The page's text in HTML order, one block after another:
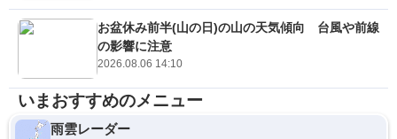
お盆休み前半(山の日)の山の天気傾向 台風や前線
の影響に注意
2026.08.06 14:10
いまおすすめのメニュー
雨雲レーダー